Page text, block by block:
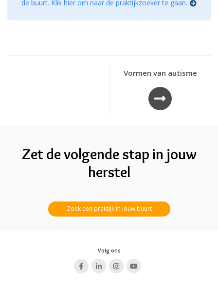
de buurt. Klik hier om naar de praktijkzoeker te gaan.
Vormen van autisme
Zet de volgende stap in jouw
herstel
Zoek een praktijk in jouw buurt
Volg ons